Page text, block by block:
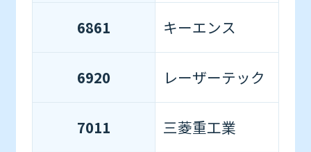
6861 キーエンス
6920 レーザーテック
7011 三菱重工業